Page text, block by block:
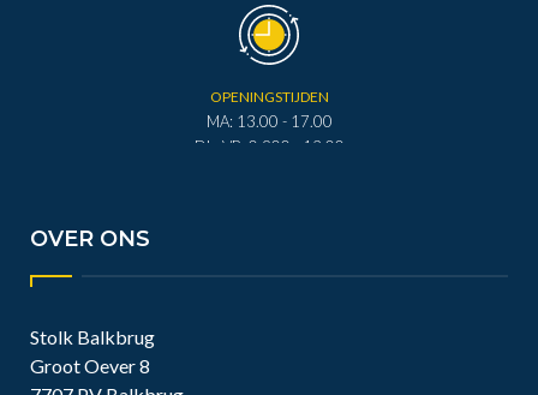
OPENINGSTIJDEN
MA: 13.00 - 17.00
DI - VR: 0.900 - 12.00
OVER ONS
Stolk Balkbrug
Groot Oever 8